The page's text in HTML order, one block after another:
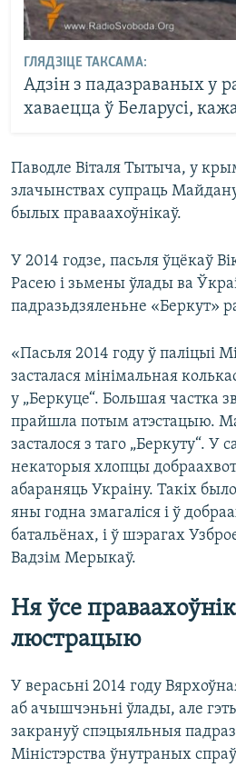
ГЛЯДЗІЦЕ ТАКСАМА:
Адзін з падазраваных у
хаваецца ў Беларусі,
Паводле Віталя Тытыча, у
злачынствах супраць
былых праваахоўнікаў.
У 2014 годзе, пасьля ўцёкаў
Расею і зьмены ўлады ва
падразьдзяленьне «Беркут»
«Пасьля 2014 году ў паліцыі
засталася мінімальная
у „Беркуце“. Большая частка
прайшла потым атэстацыю.
засталося з таго „Беркуту“. У
некаторыя хлопцы
абараняць Украіну. Такіх
яны годна змагаліся і ў
батальёнах, і ў шэрагах
Вадзім Мерыкаў.
Ня ўсе
люстрацыю
У верасьні 2014 году
аб ачышчэньні ўлады, але
закрануў спэцыяльныя
Міністэрства ўнутраных